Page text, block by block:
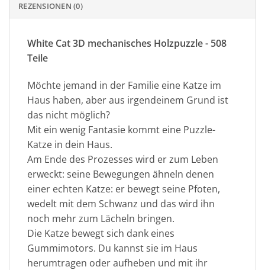
REZENSIONEN (0)
White Cat 3D mechanisches Holzpuzzle - 508
Teile
Möchte jemand in der Familie eine Katze im
Haus haben, aber aus irgendeinem Grund ist
das nicht möglich?
Mit ein wenig Fantasie kommt eine Puzzle-
Katze in dein Haus.
Am Ende des Prozesses wird er zum Leben
erweckt: seine Bewegungen ähneln denen
einer echten Katze: er bewegt seine Pfoten,
wedelt mit dem Schwanz und das wird ihn
noch mehr zum Lächeln bringen.
Die Katze bewegt sich dank eines
Gummimotors. Du kannst sie im Haus
herumtragen oder aufheben und mit ihr